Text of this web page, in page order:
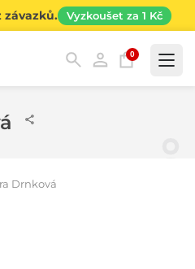
závazků. Vyzkoušet za 1 Kč
0
Drnková